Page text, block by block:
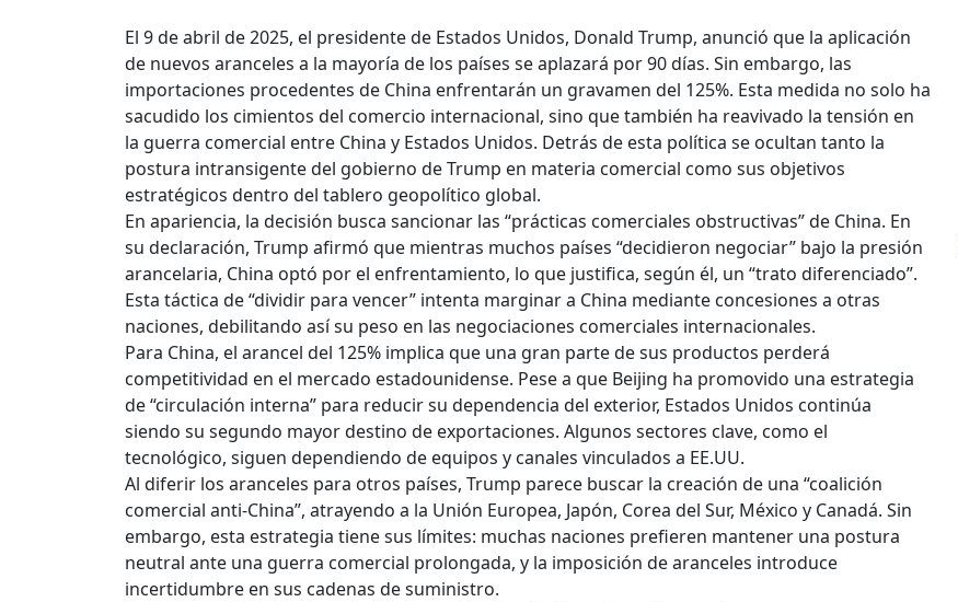
El 9 de abril de 2025, el presidente de Estados Unidos, Donald Trump, anunció que la aplicación
de nuevos aranceles a la mayoría de los países se aplazará por 90 días. Sin embargo, las
importaciones procedentes de China enfrentarán un gravamen del 125%. Esta medida no solo ha
sacudido los cimientos del comercio internacional, sino que también ha reavivado la tensión en
la guerra comercial entre China y Estados Unidos. Detrás de esta política se ocultan tanto la
postura intransigente del gobierno de Trump en materia comercial como sus objetivos
estratégicos dentro del tablero geopolítico global.
En apariencia, la decisión busca sancionar las “prácticas comerciales obstructivas” de China. En
su declaración, Trump afirmó que mientras muchos países “decidieron negociar” bajo la presión
arancelaria, China optó por el enfrentamiento, lo que justifica, según él, un “trato diferenciado”.
Esta táctica de “dividir para vencer” intenta marginar a China mediante concesiones a otras
naciones, debilitando así su peso en las negociaciones comerciales internacionales.
Para China, el arancel del 125% implica que una gran parte de sus productos perderá
competitividad en el mercado estadounidense. Pese a que Beijing ha promovido una estrategia
de “circulación interna” para reducir su dependencia del exterior, Estados Unidos continúa
siendo su segundo mayor destino de exportaciones. Algunos sectores clave, como el
tecnológico, siguen dependiendo de equipos y canales vinculados a EE.UU.
Al diferir los aranceles para otros países, Trump parece buscar la creación de una “coalición
comercial anti-China”, atrayendo a la Unión Europea, Japón, Corea del Sur, México y Canadá. Sin
embargo, esta estrategia tiene sus límites: muchas naciones prefieren mantener una postura
neutral ante una guerra comercial prolongada, y la imposición de aranceles introduce
incertidumbre en sus cadenas de suministro.